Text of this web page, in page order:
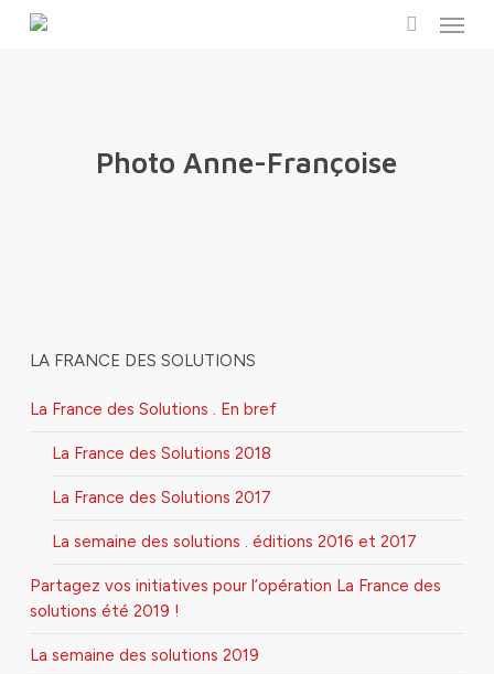
Menu
Photo Anne-Françoise
LA FRANCE DES SOLUTIONS
La France des Solutions . En bref
La France des Solutions 2018
La France des Solutions 2017
La semaine des solutions . éditions 2016 et 2017
Partagez vos initiatives pour l’opération La France des
solutions été 2019 !
La semaine des solutions 2019